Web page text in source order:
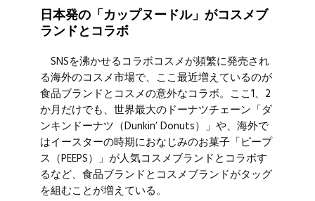
日本発の「カップヌードル」がコスメブ
ランドとコラボ
SNSを沸かせるコラボコスメが頻繁に発売され
る海外のコスメ市場で、ここ最近増えているのが
食品ブランドとコスメの意外なコラボ。ここ1、2
か月だけでも、世界最大のドーナツチェーン「ダ
ンキンドーナツ（Dunkin’ Donuts）」や、海外で
はイースターの時期におなじみのお菓子「ピープ
ス（PEEPS）」が人気コスメブランドとコラボす
るなど、食品ブランドとコスメブランドがタッグ
を組むことが増えている。